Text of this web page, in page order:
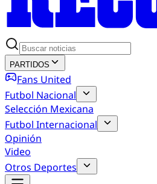
PARTIDOS
Fans United
Futbol Nacional
Selección Mexicana
Futbol Internacional
Opinión
Video
Otros Deportes